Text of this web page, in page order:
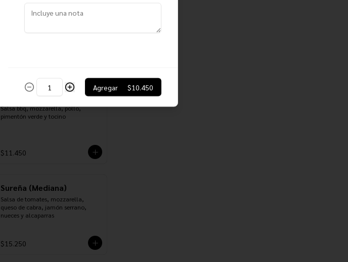
Mediterranea Gourmet
(Mediana)
Pollo BBQ (Mediana)
Salsa bbq, mozzarella, pollo,
pimentón verde y tocino
$11.450
Sureña (Mediana)
Salsa de tomates, mozzarella,
queso de cabra, jamón serrano,
nueces y alcaparras
$15.250
Agregar $10.450